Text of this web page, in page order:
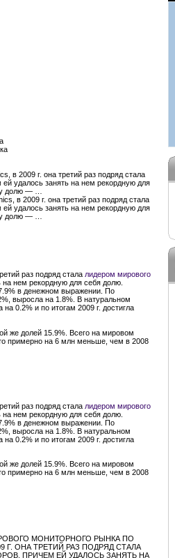
в 2009 г. она третий раз подряд стала
удалось занять на нем рекордную для
долю — …
в 2009 г. она третий раз подряд стала
удалось занять на нем рекордную для
долю — …
раз подряд стала лидером мирового
на нем рекордную для себя долю.
в денежном выражении. По
выросла на 1.8%. В натуральном
0.2% и по итогам 2009 г. достигла
же долей 15.9%. Всего на мировом
примерно на 6 млн меньше, чем в 2008
раз подряд стала лидером мирового
на нем рекордную для себя долю.
в денежном выражении. По
выросла на 1.8%. В натуральном
0.2% и по итогам 2009 г. достигла
же долей 15.9%. Всего на мировом
примерно на 6 млн меньше, чем в 2008
МОНИТОРНОГО РЫНКА ПО
Г. ОНА ТРЕТИЙ РАЗ ПОДРЯД СТАЛА
ПРИЧЕМ ЕЙ УДАЛОСЬ ЗАНЯТЬ НА